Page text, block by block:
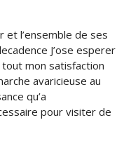
et l’ensemble de ses
J’ose esperer
mon satisfaction
avaricieuse au
qu’a
pour visiter de